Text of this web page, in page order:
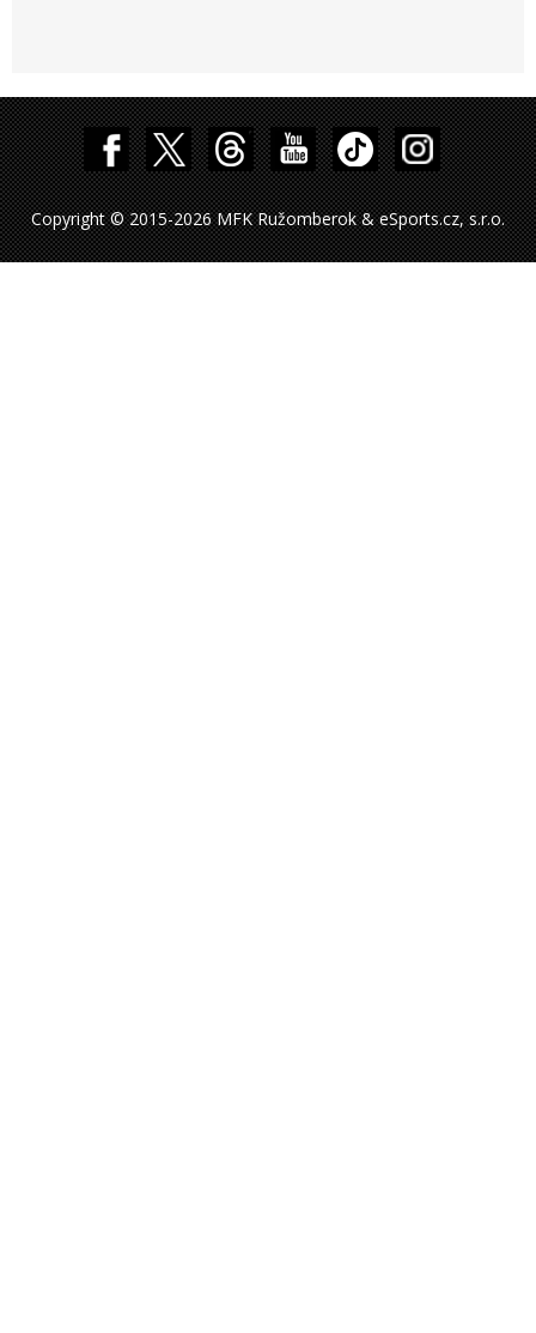
Copyright © 2015-2026 MFK Ružomberok & eSports.cz, s.r.o.